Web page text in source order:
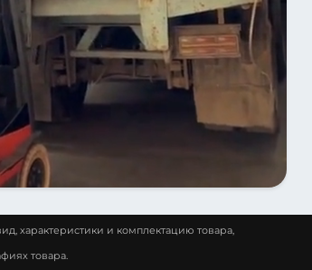
характеристики и комплектацию товара,
товара.